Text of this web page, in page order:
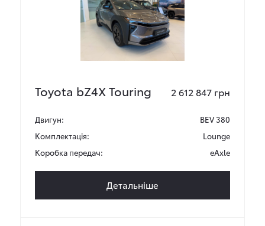
Toyota bZ4X Touring 2 612 847 грн
Двигун:
BEV 380
Комплектація:
Lounge
Коробка передач:
eAxle
Детальніше